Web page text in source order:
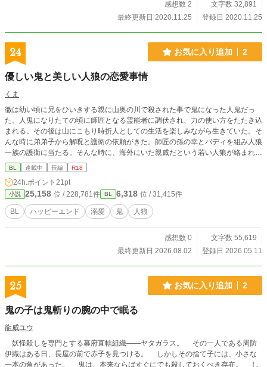
感想数 2
文字数 32,891
最終更新日 2020.11.25
登録日 2020.11.25
24 お気に入り追加 2
優しい鬼と美しい人狼の恋愛事情
くま
徹は幼い頃に兄をひいきする親に山奥の川で殺された事で鬼になった人鬼だっ
た。人鬼になりたての頃に師匠となる霊能者に調伏され、力の使い方をたたき込
まれる。その後は山にこもり時折人としての生活を楽しみながら生きていた。そ
んな時に弟弟子から解呪と護衛の依頼がきた。師匠の孫の幸とバディを組み人狼
一族の護衛に当たる。そんな時に、海外にいた親戚だという若い人狼が絡まれて
いるのを助ける。熱を帯びる視線に徹は相手にしないが…… "人狼と女子高生"の
スピンオフ。 暴行等の残酷な表現あり 苦手な方はバックお願いします。
BL 連載中 長編 R18
24h.ポイント 21pt
小説 25,158 位 / 228,781件 BL 6,318 位 / 31,415件
BL ハッピーエンド 溺愛 鬼 人狼
感想数 0
文字数 55,619
最終更新日 2026.08.02
登録日 2026.05.11
25 お気に入り追加 2
鬼の子は鬼斬りの腕の中で眠る
龍威ユウ
妖怪殺しを専門とする幕府直轄組織――ヤタガラス。 その一人である周防
伊織はある日、長屋の前で赤子を見つける。 しかしその捨て子には、小さな
一本の角があった。 鬼は、本来ならばすぐにでも殺しておくべき存在。 し